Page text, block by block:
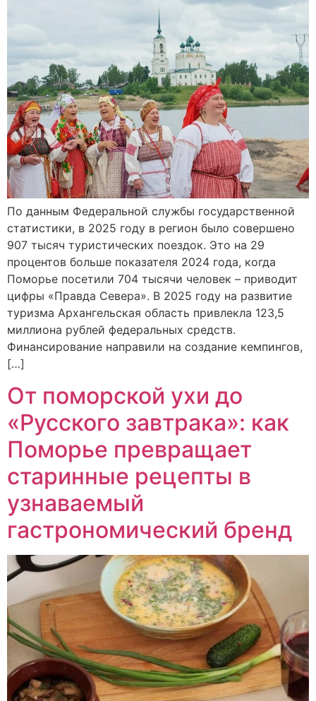
По данным Федеральной службы государственной
статистики, в 2025 году в регион было совершено
907 тысяч туристических поездок. Это на 29
процентов больше показателя 2024 года, когда
Поморье посетили 704 тысячи человек – приводит
цифры «Правда Севера». В 2025 году на развитие
туризма Архангельская область привлекла 123,5
миллиона рублей федеральных средств.
Финансирование направили на создание кемпингов,
[…]
От поморской ухи до
«Русского завтрака»: как
Поморье превращает
старинные рецепты в
узнаваемый
гастрономический бренд